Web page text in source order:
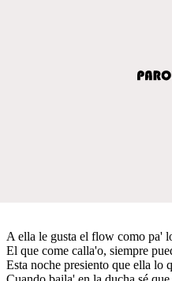
A ella le gusta el flow como pa'
El que come calla'o, siempre
Esta noche presiento que ella lo